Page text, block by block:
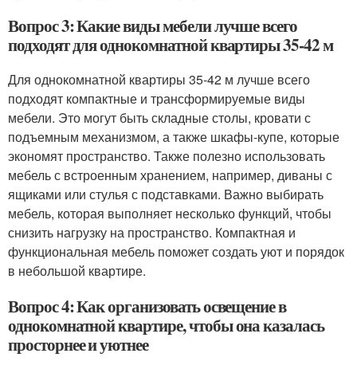
Вопрос 3: Какие виды мебели лучше всего
подходят для однокомнатной квартиры 35-42 м
Для однокомнатной квартиры 35-42 м лучше всего
подходят компактные и трансформируемые виды
мебели. Это могут быть складные столы, кровати с
подъемным механизмом, а также шкафы-купе, которые
экономят пространство. Также полезно использовать
мебель с встроенным хранением, например, диваны с
ящиками или стулья с подставками. Важно выбирать
мебель, которая выполняет несколько функций, чтобы
снизить нагрузку на пространство. Компактная и
функциональная мебель поможет создать уют и порядок
в небольшой квартире.
Вопрос 4: Как организовать освещение в
однокомнатной квартире, чтобы она казалась
просторнее и уютнее